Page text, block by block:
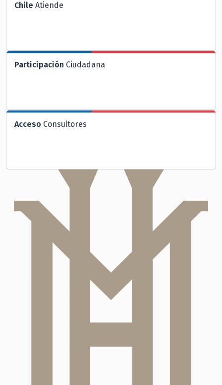
Chile Atiende
Participación Ciudadana
Acceso Consultores